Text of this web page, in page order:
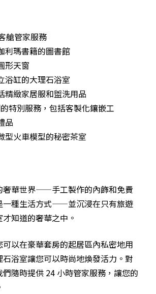
艙管家服務
利瑪書籍的圖書館
形天窗
浴缸的大理石浴室
精緻家居服和盥洗用品
特別服務，包括客製化鑲嵌工
品
型火車模型的秘密茶室
奢華世界——手工製作的內飾和免費
一種生活方式——並沉浸在只有旅遊
知道的奢華之中。
以在豪華套房的起居區內私密地用
浴室讓您可以時尚地煥發活力。對
隨時提供 24 小時管家服務，讓您的